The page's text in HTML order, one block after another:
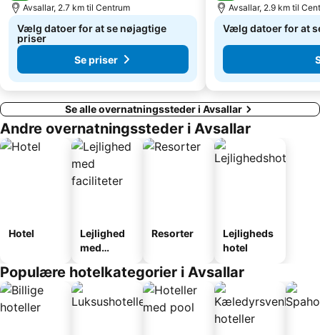
Avsallar, 2.7 km til Centrum
Vælg datoer for at se nøjagtige
priser
Se priser
Avsallar, 2.9 km til
Vælg datoer for at
Se alle overnatningssteder i Avsallar
Andre overnatningssteder i Avsallar
Hotel
Lejlighed
med
Resorter
Lejligheds
hotel
Populære hotelkategorier i Avsallar